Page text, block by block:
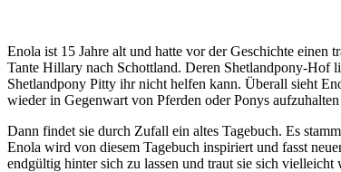
Enola ist 15 Jahre alt und hatte vor der Geschichte
Tante Hillary nach Schottland. Deren Shetlandpony-Hof
Shetlandpony Pitty ihr nicht helfen kann. Überall sieht
wieder in Gegenwart von Pferden oder Ponys
Dann findet sie durch Zufall ein altes Tagebuch. Es
Enola wird von diesem Tagebuch inspiriert und fasst
endgültig hinter sich zu lassen und traut sie sich vielleicht